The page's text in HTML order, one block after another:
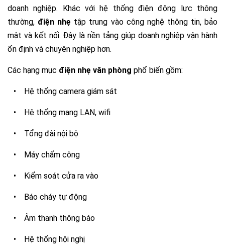
doanh nghiệp. Khác với hệ thống điện động lực thông
thường, điện nhẹ tập trung vào công nghệ thông tin, bảo
mật và kết nối. Đây là nền tảng giúp doanh nghiệp vận hành
ổn định và chuyên nghiệp hơn.
Các hạng mục điện nhẹ văn phòng phổ biến gồm:
• Hệ thống camera giám sát
• Hệ thống mạng LAN, wifi
• Tổng đài nội bộ
• Máy chấm công
• Kiểm soát cửa ra vào
• Báo cháy tự động
• Âm thanh thông báo
• Hệ thống hội nghị